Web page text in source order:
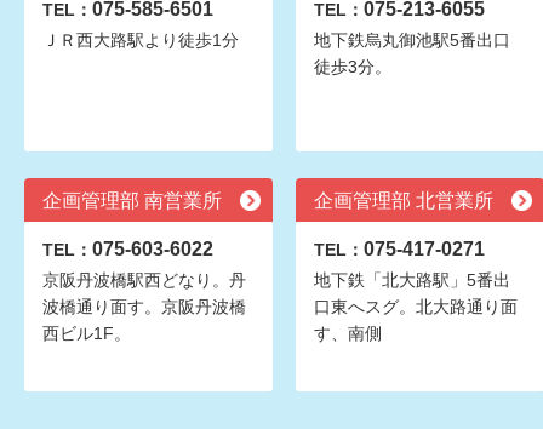
TEL： 075-585-6501
ＪＲ西大路駅より徒歩1分
TEL： 075-213-6055
地下鉄烏丸御池駅5番出口
徒歩3分。
企画管理部 南営業所
TEL： 075-603-6022
京阪丹波橋駅西どなり。丹
波橋通り面す。京阪丹波橋
西ビル1F。
企画管理部 北営業所
TEL： 075-417-0271
地下鉄「北大路駅」5番出
口東へスグ。北大路通り面
す、南側